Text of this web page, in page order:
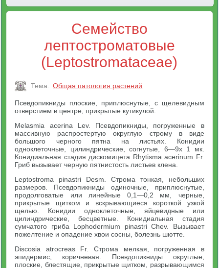
Семейство
лептостроматовые
(Leptostromataceae)
Тема: Общая патология растений
Псевдопикниды плоские, приплюснутые, с щелевидным
отверстием в центре, прикрытые кутикулой.
Melasmia acerina Lev. Псевдопикниды, погруженные в
массивную распростертую округлую строму в виде
большого черного пятна на листьях. Конидии
одноклеточные, цилиндрические, согнутые, 6—9х 1 мк.
Конидиальная стадия дискомицета Rhytisma acerinum Fr.
Гриб вызывает черную пятнистость листьев клена.
Leptostroma pinastri Desm. Строма тонкая, небольших
размеров. Псевдопикниды одиночные, приплюснутые,
продолговатые или линейные 0,1—0,2 мм, черные,
прикрытые щитком и вскрывающиеся короткой узкой
щелью. Конидии одноклеточные, яйцевидные или
цилиндрические, бесцветные. Конидиальная стадия
сумчатого гриба Lophodermium pinastri Chev. Вызывает
пожелтение и опадение хвои сосны, болезнь шютте.
Discosia atrocreas Fr. Строма мелкая, погруженная в
эпидермис, коричневая. Псевдопикниды округлые,
плоские, блестящие, прикрытые щитком, разрывающимся